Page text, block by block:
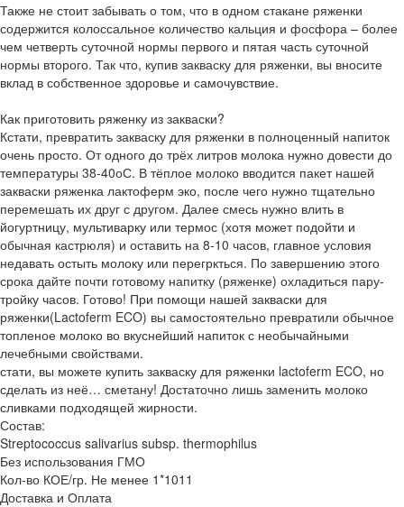
Также не стоит забывать о том, что в одном стакане ряженки
содержится колоссальное количество кальция и фосфора – более
чем четверть суточной нормы первого и пятая часть суточной
нормы второго. Так что, купив закваску для ряженки, вы вносите
вклад в собственное здоровье и самочувствие.
Как приготовить ряженку из закваски?
Кстати, превратить закваску для ряженки в полноценный напиток
очень просто. От одного до трёх литров молока нужно довести до
температуры 38-40оС. В тёплое молоко вводится пакет нашей
закваски ряженка лактоферм эко, после чего нужно тщательно
перемешать их друг с другом. Далее смесь нужно влить в
йогуртницу, мультиварку или термос (хотя может подойти и
обычная кастрюля) и оставить на 8-10 часов, главное условия
недавать остыть молоку или перегркться. По завершению этого
срока дайте почти готовому напитку (ряженке) охладиться пару-
тройку часов. Готово! При помощи нашей закваски для
ряженки(Lactoferm ECO) вы самостоятельно превратили обычное
топленое молоко во вкуснейший напиток с необычайными
лечебными свойствами.
стати, вы можете купить закваску для ряженки lactoferm ECO, но
сделать из неё… сметану! Достаточно лишь заменить молоко
сливками подходящей жирности.
Состав:
Streptococcus salivarius subsp. thermophilus
Без использования ГМО
Кол-во КОЕ/гр. Не менее 1*1011
Доставка и Оплата